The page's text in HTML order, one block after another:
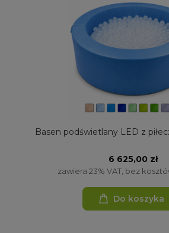
Basen podświetlany LED z
6 625,00 zł
zawiera 23% VAT, bez
Do koszyka